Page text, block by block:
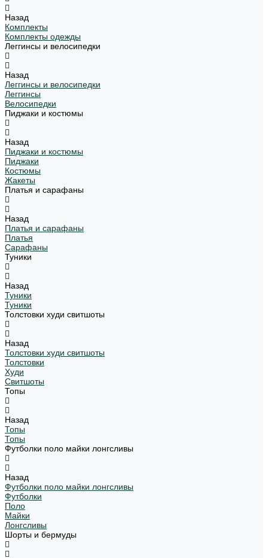
Назад
Комплекты
Комплекты одежды
Леггинсы и велосипедки
Назад
Леггинсы и велосипедки
Леггинсы
Велосипедки
Пиджаки и костюмы
Назад
Пиджаки и костюмы
Пиджаки
Костюмы
Жакеты
Платья и сарафаны
Назад
Платья и сарафаны
Платья
Сарафаны
Туники
Назад
Туники
Туники
Толстовки худи свитшоты
Назад
Толстовки худи свитшоты
Толстовки
Худи
Свитшоты
Топы
Назад
Топы
Топы
Футболки поло майки лонгсливы
Назад
Футболки поло майки лонгсливы
Футболки
Поло
Майки
Лонгсливы
Шорты и бермуды